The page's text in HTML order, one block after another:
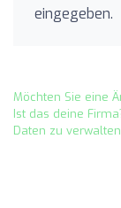
eingegeben.
Möchten Sie eine
Ist das deine
Daten zu verwalten